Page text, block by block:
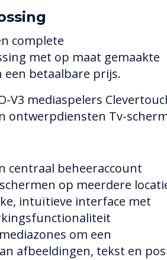
complete
met op maat gemaakte
een betaalbare prijs.
V3 mediaspelers
ontwerpdiensten Tv-
centraal beheeraccount
op meerdere
intuïtieve interface met
om een
afbeeldingen, tekst en